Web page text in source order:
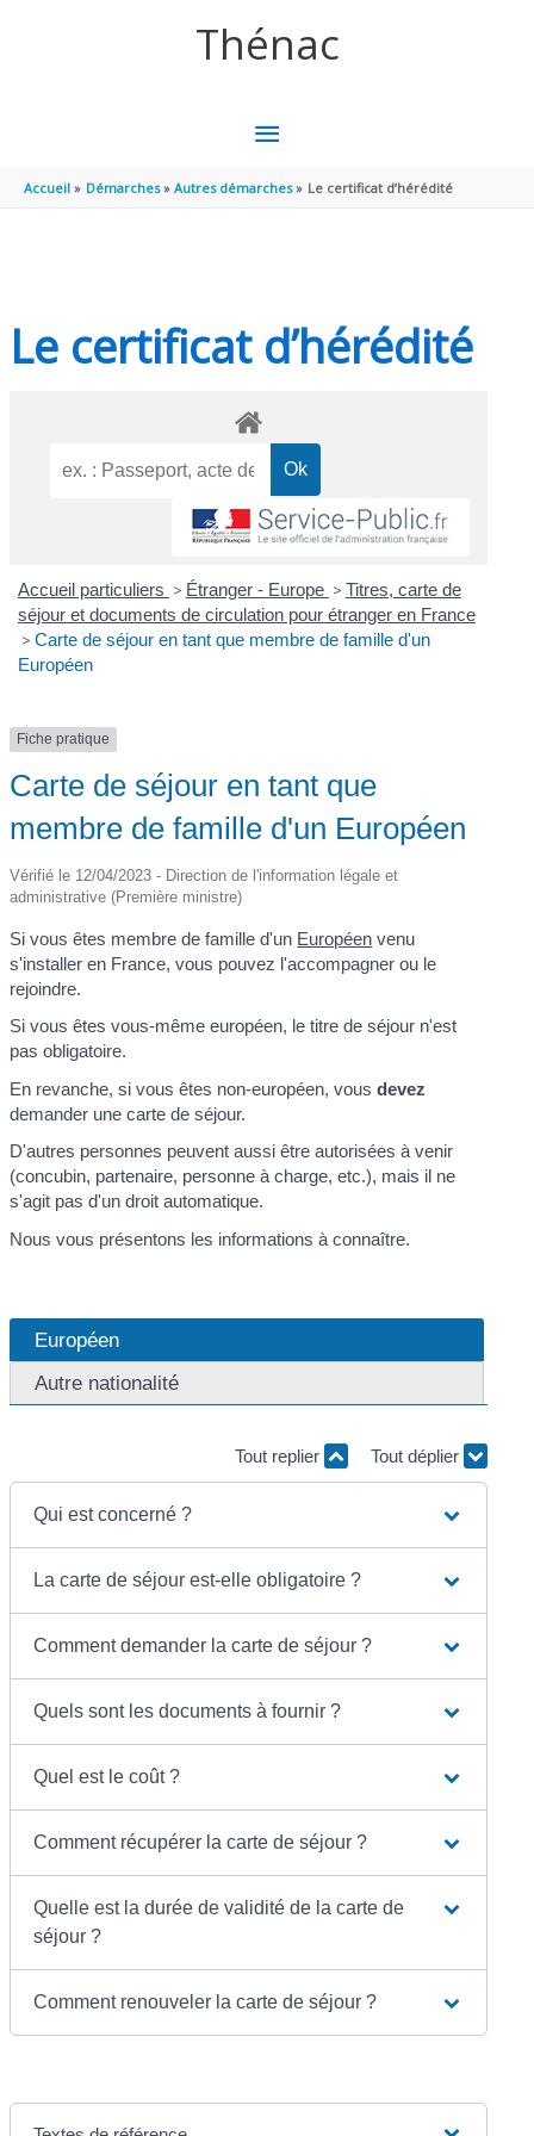
Thénac
MENU
PRINCIPAL
Accueil Démarches Autres démarches Le certificat d’hérédité
Le certificat d’hérédité
Accueil particuliers > Étranger - Europe > Titres, carte de
séjour et documents de circulation pour étranger en France
> Carte de séjour en tant que membre de famille d'un
Européen
Fiche pratique
Carte de séjour en tant que
membre de famille d'un Européen
Vérifié le 12/04/2023 - Direction de l'information légale et
administrative (Première ministre)
Si vous êtes membre de famille d'un Européen venu
s'installer en France, vous pouvez l'accompagner ou le
rejoindre.
Si vous êtes vous-même européen, le titre de séjour n'est
pas obligatoire.
En revanche, si vous êtes non-européen, vousdevez
demander une carte de séjour.
D'autres personnes peuvent aussi être autorisées à venir
(concubin, partenaire, personne à charge, etc.), mais il ne
s'agit pas d'un droit automatique.
Nous vous présentons les informations à connaître.
Européen
Autre nationalité
Tout replier Tout déplier
Qui est concerné ?
La carte de séjour est-elle obligatoire ?
Comment demander la carte de séjour ?
Quels sont les documents à fournir ?
Quel est le coût ?
Comment récupérer la carte de séjour ?
Quelle est la durée de validité de la carte de
séjour ?
Comment renouveler la carte de séjour ?